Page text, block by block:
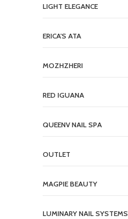
LIGHT ELEGANCE
ERICA'S ATA
MOZHZHERI
RED IGUANA
QUEENV NAIL SPA
OUTLET
MAGPIE BEAUTY
LUMINARY NAIL SYSTEMS